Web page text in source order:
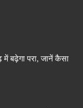
बढ़ेगा परा, जानें कैसा